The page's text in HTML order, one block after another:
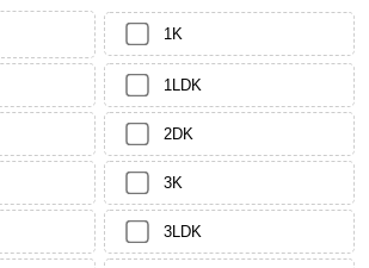
1K
1LDK
2DK
3K
3LDK